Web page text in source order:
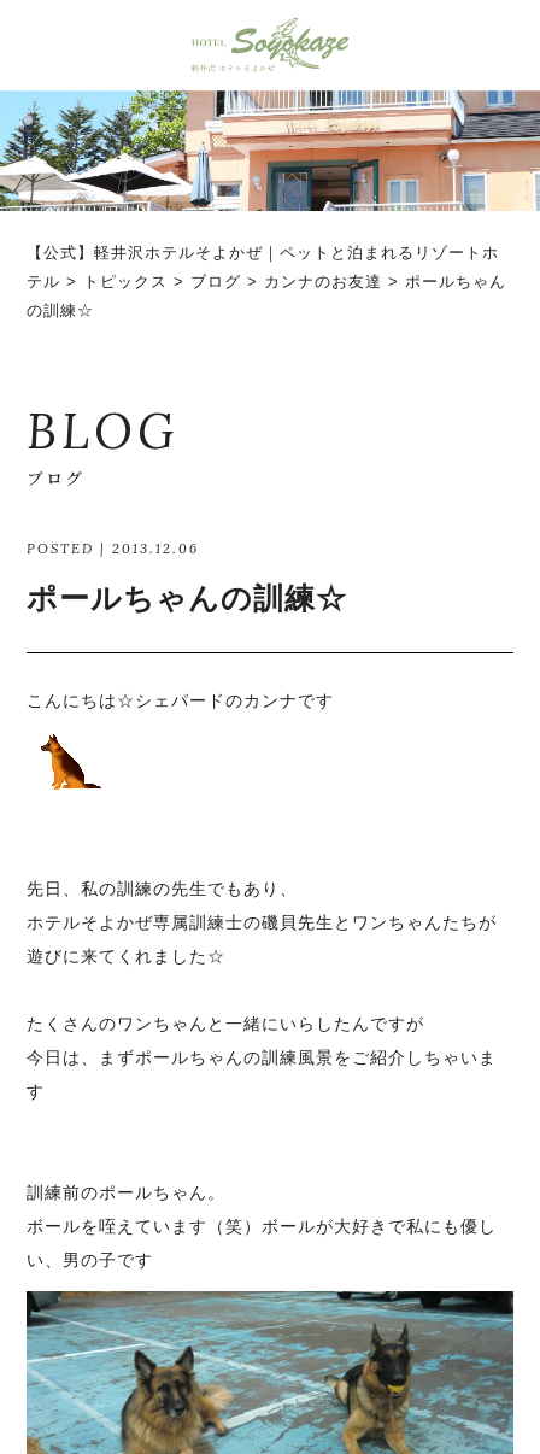
【公式】軽井沢ホテルそよかぜ｜ペットと泊まれるリゾートホ
テル > トピックス > ブログ > カンナのお友達 > ポールちゃん
の訓練☆
BLOG
ブログ
POSTED | 2013.12.06
ポールちゃんの訓練☆
こんにちは☆シェパードのカンナです
先日、私の訓練の先生でもあり、
ホテルそよかぜ専属訓練士の磯貝先生 とワンちゃんたちが
遊びに来てくれました☆
たくさんのワンちゃんと一緒にいらしたんですが
今日は、まずポールちゃんの訓練風景をご紹介しちゃいま
す
訓練前のポールちゃん。
ボールを咥えています（笑）ボールが大好きで私にも優し
い、男の子です